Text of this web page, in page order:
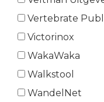
Vertebrate
Victorinox
WakaWaka
Walkstool
WandelNet